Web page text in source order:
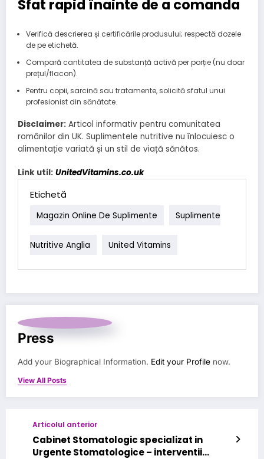
Sfat rapid înainte de a comanda
Verifică descrierea și certificările produsului; respectă dozele
de pe etichetă.
Compară cantitatea de substanță activă per porție (nu doar
prețul/flacon).
Pentru copii, sarcină sau tratamente, solicită sfatul unui
profesionist din sănătate.
Disclaimer: Articol informativ pentru comunitatea
românilor din UK. Suplimentele nutritive nu înlocuiesc o
alimentație variată și un stil de viață sănătos.
Link util: UnitedVitamins.co.uk
Etichetă
Magazin Online De Suplimente Suplimente
Nutritive Anglia United Vitamins
Press
Add your Biographical Information. Edit your Profile now.
View All Posts
Articolul anterior
Cabinet Stomatologic specializat in
Urgente Stomatologice – interventii